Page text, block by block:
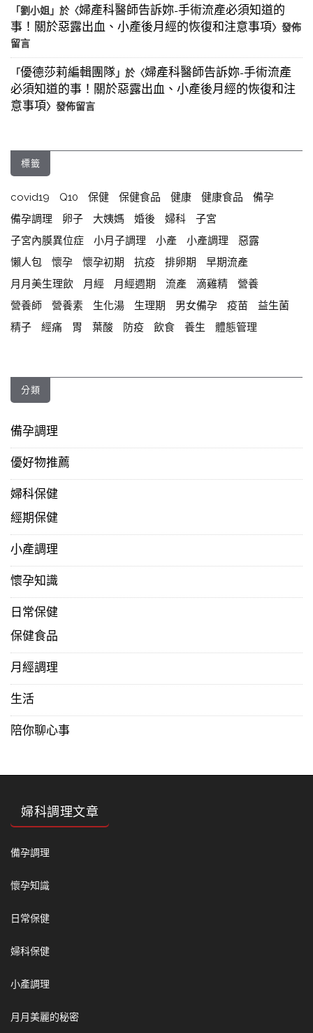
「劉小姐」於〈婦產科醫師告訴妳-手術流產必須知道的
事！關於惡露出血、小產後月經的恢復和注意事項〉發佈
留言
「優德莎莉編輯團隊」於〈婦產科醫師告訴妳-手術流產
必須知道的事！關於惡露出血、小產後月經的恢復和注
意事項〉發佈留言
標籤
covid19 Q10 保健 保健食品 健康 健康食品
備孕
備孕調理
卵子 大姨媽 婚後 婦科
子宮
子宮內膜異位症
小月子調理 小產 小產調理
惡露
懶人包
懷孕 懷孕初期 抗疫 排卵期
早期流產
月月美生理飲
月經 月經週期 流產 滴雞精
營養
營養師
營養素 生化湯 生理期 男女備孕 疫苗
益生菌
精子
經痛 胃 葉酸 防疫 飲食 養生 體態管理
分類
備孕調理
優好物推薦
婦科保健
經期保健
小產調理
懷孕知識
日常保健
保健食品
月經調理
生活
陪你聊心事
婦科調理文章
備孕調理
懷孕知識
日常保健
婦科保健
小產調理
月月美麗的秘密